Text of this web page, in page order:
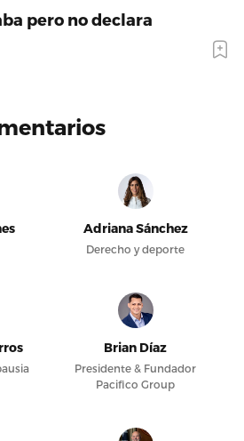
pero no declara
Adriana Sánchez
Derecho y deporte
Brian Díaz
Presidente & Fundador
Pacifico Group